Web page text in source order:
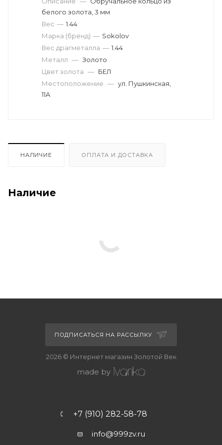
белого золота, 3 мм
Вес драгметалла — 1.44
Марка (бренд) — Sokolov
Вес — 1.44
Металл — Золото
Цвет золота — БЕЛ
Местоположение — ул. Пушкинская,
11А
НАЛИЧИЕ ОПЛАТА И ДОСТАВКА
Наличие
ПОДПИСАТЬСЯ НА РАССЫЛКУ
2026 © Интернет магазин Золотой Век
made by
+7 (910) 282-58-78
info@999zv.ru